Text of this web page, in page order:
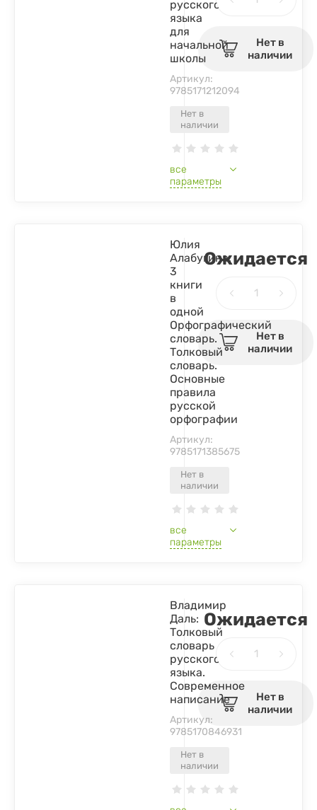
Нет в
наличии
русского
языка
для
начальной
школы
Артикул:
9785171212094
все
параметры
Нет в
наличии
Нет в
наличии
Юлия
Алабугина:
3
книги
в
одной
Орфографический
словарь.
Толковый
словарь.
Основные
правила
русской
орфографии
Артикул:
9785171385675
все
параметры
Ожидается
Нет в
наличии
Нет в
наличии
Владимир
Даль:
Толковый
словарь
русского
языка.
Современное
написание
Артикул:
9785170846931
Ожидается
Нет в
наличии